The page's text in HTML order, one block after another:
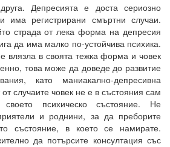
Депресията е доста сериозно
има регистрирани смъртни случаи.
страда от лека форма на депресия
да има малко по-устойчива психика.
влязла в своята тежка форма и човек
това може да доведе до развитие
като маниакално-депресивна
случаите човек не е в състояния сам
психическо състояние. Не
и роднини, за да преборите
състояние, в което се намирате.
да потърсите консултация със